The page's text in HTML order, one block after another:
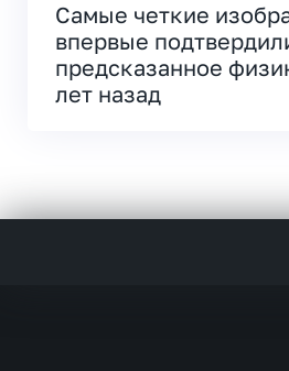
Самые четкие
впервые
предсказанное
лет назад